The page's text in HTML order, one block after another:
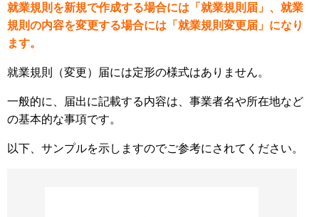
就業規則を新規で作成する場合には「就業規則届」、就業
規則の内容を変更する場合には「就業規則変更届」になり
ます。
就業規則（変更）届には定形の様式はありません。
一般的に、届出に記載する内容は、事業者名や所在地など
の基本的な事項です。
以下、サンプルを示しますのでご参考にされてください。